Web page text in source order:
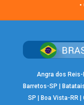
Angra dos Reis-
Barretos-SP
SP
Boa Vista-RR |